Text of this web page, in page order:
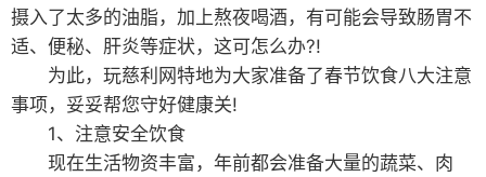
摄入了太多的油脂，加上熬夜喝酒，有可能会导致肠胃不
适、便秘、肝炎等症状，这可怎么办?!
为此，玩慈利网特地为大家准备了春节饮食八大注意
事项，妥妥帮您守好健康关!
1、注意安全饮食
现在生活物资丰富，年前都会准备大量的蔬菜、肉